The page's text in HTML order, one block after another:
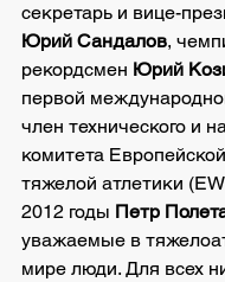
секретарь и вице-
Юрий Сандалов,
рекордсмен Юрий
первой
член технического и
комитета
тяжелой атлетики
2012 годы Петр
уважаемые в
мире люди. Для всех